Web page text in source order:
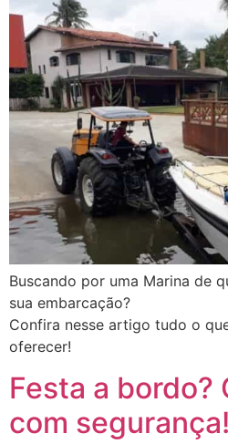
Buscando por uma Marina de
sua embarcação?
Confira nesse artigo tudo o
oferecer!
Festa a bordo?
com segurança!